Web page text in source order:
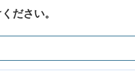
ださい。